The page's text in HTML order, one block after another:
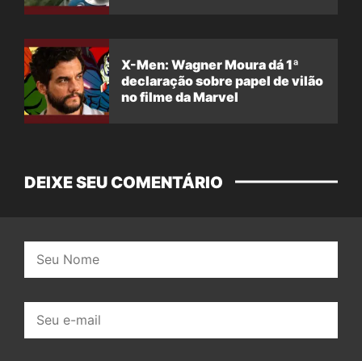
X-Men: Wagner Moura dá 1ª
declaração sobre papel de vilão
no filme da Marvel
DEIXE SEU COMENTÁRIO
mail: